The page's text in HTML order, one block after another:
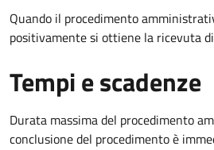
Quando il procedimento
positivamente si ottiene la ricevuta
Tempi e scadenze
Durata massima del procedimento
conclusione del procedimento è